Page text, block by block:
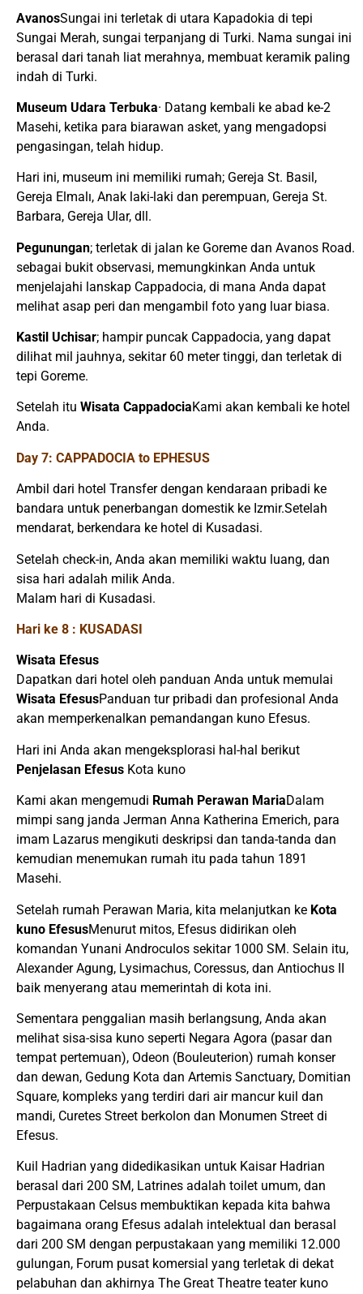
AvanosSungai ini terletak di utara Kapadokia di tepi
Sungai Merah, sungai terpanjang di Turki. Nama sungai ini
berasal dari tanah liat merahnya, membuat keramik paling
indah di Turki.
Museum Udara Terbuka· Datang kembali ke abad ke-2
Masehi, ketika para biarawan asket, yang mengadopsi
pengasingan, telah hidup.
Hari ini, museum ini memiliki rumah; Gereja St. Basil,
Gereja Elmalı, Anak laki-laki dan perempuan, Gereja St.
Barbara, Gereja Ular, dll.
Pegunungan; terletak di jalan ke Goreme dan Avanos Road.
sebagai bukit observasi, memungkinkan Anda untuk
menjelajahi lanskap Cappadocia, di mana Anda dapat
melihat asap peri dan mengambil foto yang luar biasa.
Kastil Uchisar; hampir puncak Cappadocia, yang dapat
dilihat mil jauhnya, sekitar 60 meter tinggi, dan terletak di
tepi Goreme.
Setelah itu Wisata CappadociaKami akan kembali ke hotel
Anda.
Day 7: CAPPADOCIA to EPHESUS
Ambil dari hotel Transfer dengan kendaraan pribadi ke
bandara untuk penerbangan domestik ke Izmir.Setelah
mendarat, berkendara ke hotel di Kusadasi.
Setelah check-in, Anda akan memiliki waktu luang, dan
sisa hari adalah milik Anda.
Malam hari di Kusadasi.
Hari ke 8 : KUSADASI
Wisata Efesus
Dapatkan dari hotel oleh panduan Anda untuk memulai
Wisata EfesusPanduan tur pribadi dan profesional Anda
akan memperkenalkan pemandangan kuno Efesus.
Hari ini Anda akan mengeksplorasi hal-hal berikut
Penjelasan Efesus Kota kuno
Kami akan mengemudi Rumah Perawan MariaDalam
mimpi sang janda Jerman Anna Katherina Emerich, para
imam Lazarus mengikuti deskripsi dan tanda-tanda dan
kemudian menemukan rumah itu pada tahun 1891
Masehi.
Setelah rumah Perawan Maria, kita melanjutkan ke Kota
kuno EfesusMenurut mitos, Efesus didirikan oleh
komandan Yunani Androculos sekitar 1000 SM. Selain itu,
Alexander Agung, Lysimachus, Coressus, dan Antiochus II
baik menyerang atau memerintah di kota ini.
Sementara penggalian masih berlangsung, Anda akan
melihat sisa-sisa kuno seperti Negara Agora (pasar dan
tempat pertemuan), Odeon (Bouleuterion) rumah konser
dan dewan, Gedung Kota dan Artemis Sanctuary, Domitian
Square, kompleks yang terdiri dari air mancur kuil dan
mandi, Curetes Street berkolon dan Monumen Street di
Efesus.
Kuil Hadrian yang didedikasikan untuk Kaisar Hadrian
berasal dari 200 SM, Latrines adalah toilet umum, dan
Perpustakaan Celsus membuktikan kepada kita bahwa
bagaimana orang Efesus adalah intelektual dan berasal
dari 200 SM dengan perpustakaan yang memiliki 12.000
gulungan, Forum pusat komersial yang terletak di dekat
pelabuhan dan akhirnya The Great Theatre teater kuno